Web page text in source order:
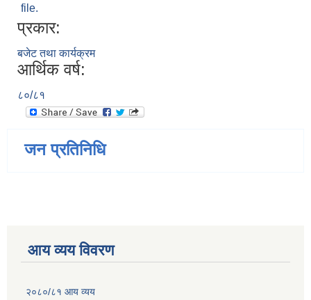
file.
प्रकार:
बजेट तथा कार्यक्रम
आर्थिक वर्ष:
८०/८१
जन प्रतिनिधि
आय व्यय विवरण
२०८०/८१ आय व्यय